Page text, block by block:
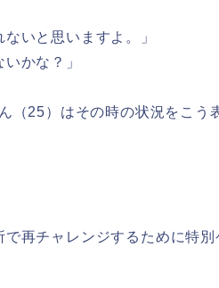
いと思いますよ。」
かな？」
（25）はその時の状況をこう
再チャレンジするために特別